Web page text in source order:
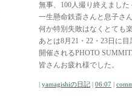
無事、100人撮り終えました
一生懸命鉄斎さんと息子さ
何か特別失敗はなくとても
あとは8月21・22・23日に
開催されるPHOTO
皆さんお疲れ様でした。
| yamagishiの日記 | 06:07 |